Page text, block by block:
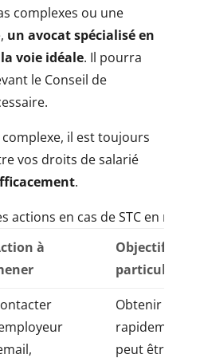
complexes ou une
un avocat spécialisé en
voie idéale. Il pourra
le Conseil de
il est toujours
vos droits de salarié
.
actions en cas de STC en
à
Objectif et
Obtenir le STC
rapidement,
peut être un